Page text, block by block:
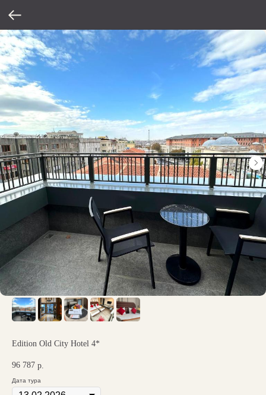
Edition Old City Hotel 4*
96 787 р.
Дата тура